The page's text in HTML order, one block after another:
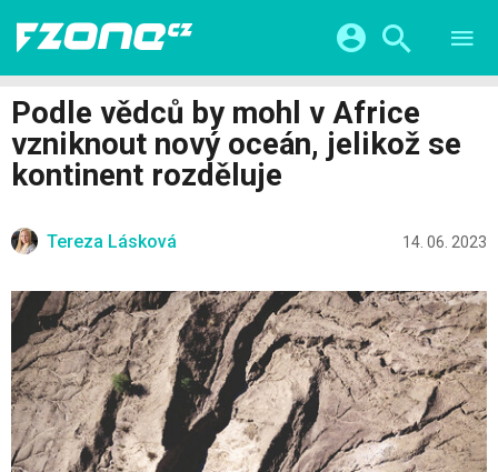
VIDEA
SERIÁLY
CHYTRÁ MĚSTA
ŽIVOT BUDOUCNOSTI
HRY A ZÁBAVA
Facebook Google
Podle vědců by mohl v Africe
vzniknout nový oceán, jelikož se
kontinent rozděluje
Tereza Lásková 14. 06. 2023